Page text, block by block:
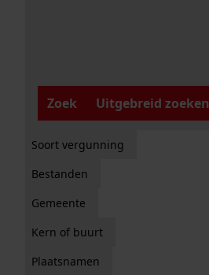
Zoek
Uitgebreid zoeken
Soort vergunning
Bestanden
Gemeente
Kern of buurt
Plaatsnamen